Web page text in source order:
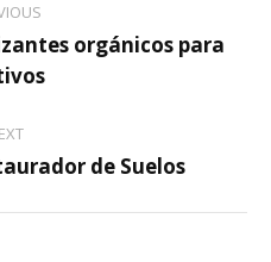
Previous
post:
orgánicos para
Next
de Suelos